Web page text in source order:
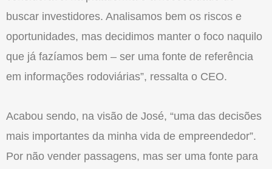
buscar investidores. Analisamos bem os riscos e
oportunidades, mas decidimos manter o foco naquilo
que já fazíamos bem – ser uma fonte de referência
em informações rodoviárias”, ressalta o CEO.
Acabou sendo, na visão de José, “uma das decisões
mais importantes da minha vida de empreendedor”.
Por não vender passagens, mas ser uma fonte para